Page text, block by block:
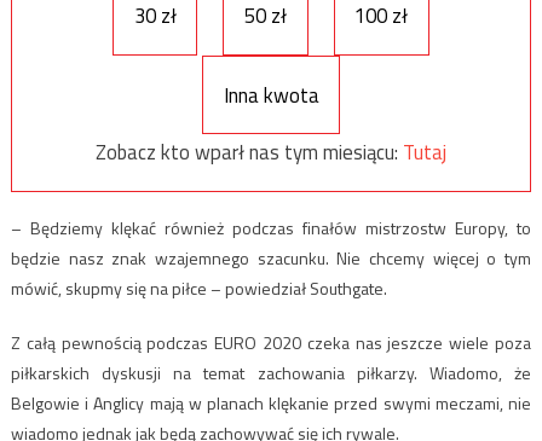
30 zł 50 zł 100 zł
Inna kwota
Zobacz kto wparł nas tym miesiącu: Tutaj
– Będziemy klękać również podczas finałów mistrzostw Europy, to
będzie nasz znak wzajemnego szacunku. Nie chcemy więcej o tym
mówić, skupmy się na piłce – powiedział Southgate.
Z całą pewnością podczas EURO 2020 czeka nas jeszcze wiele poza
piłkarskich dyskusji na temat zachowania piłkarzy. Wiadomo, że
Belgowie i Anglicy mają w planach klękanie przed swymi meczami, nie
wiadomo jednak jak będą zachowywać się ich rywale.